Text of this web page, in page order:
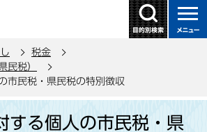
税金
民税）
市民税・県民税の特別徴収
する個人の市民税・県